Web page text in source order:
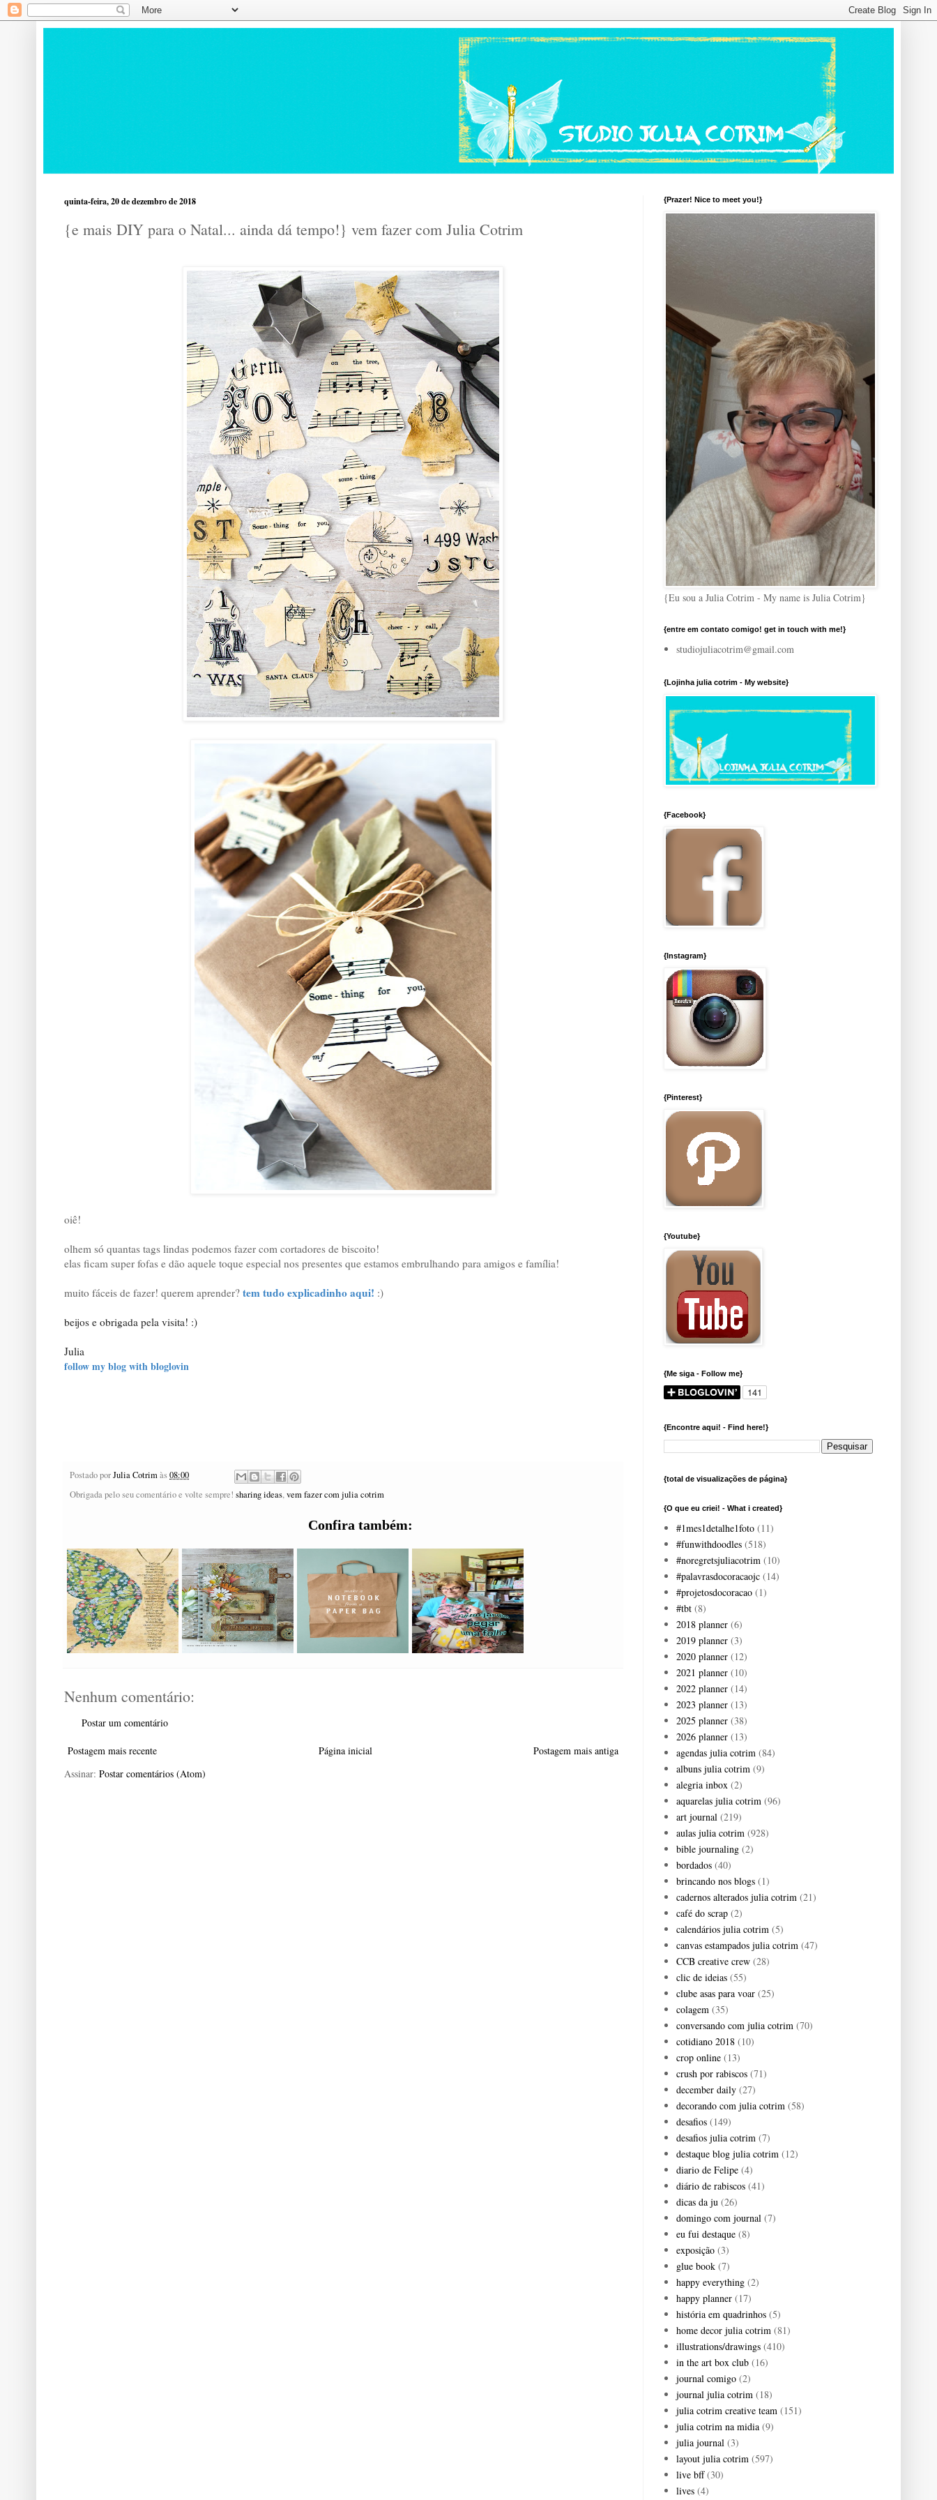
quinta-feira, 20 de dezembro de 2018
{e mais DIY para o Natal... ainda dá tempo!} vem fazer com Julia Cotrim
oiê!
olhem só quantas tags lindas podemos fazer com cortadores de biscoito!
elas ficam super fofas e dão aquele toque especial nos presentes que estamos embrulhando para amigos e família!
muito fáceis de fazer! querem aprender? tem tudo explicadinho aqui! :)
beijos e obrigada pela visita! :)
Julia
follow my blog with bloglovin
Postado porJulia Cotrimàs08:00
Obrigada pelo seu comentário e volte sempre! sharing ideas,vem fazer com julia cotrim
Confira também:
Nenhum comentário:
Postar um comentário
Postagem mais recente Postagem mais antiga
Página inicial
Assinar: Postar comentários (Atom)
{Prazer! Nice to meet you!}
{Eu sou a Julia Cotrim - My name is Julia Cotrim}
{entre em contato comigo! get in touch with me!}
studiojuliacotrim@gmail.com
{Lojinha julia cotrim - My website}
{Facebook}
{Instagram}
{Pinterest}
{Youtube}
{Me siga - Follow me}
{Encontre aqui! - Find here!}
{total de visualizações de página}
{O que eu criei! - What i created}
#1mes1detalhe1foto (11)
#funwithdoodles (518)
#noregretsjuliacotrim (10)
#palavrasdocoracaojc (14)
#projetosdocoracao (1)
#tbt (8)
2018 planner (6)
2019 planner (3)
2020 planner (12)
2021 planner (10)
2022 planner (14)
2023 planner (13)
2025 planner (38)
2026 planner (13)
agendas julia cotrim (84)
albuns julia cotrim (9)
alegria inbox (2)
aquarelas julia cotrim (96)
art journal (219)
aulas julia cotrim (928)
bible journaling (2)
bordados (40)
brincando nos blogs (1)
cadernos alterados julia cotrim (21)
café do scrap (2)
calendários julia cotrim (5)
canvas estampados julia cotrim (47)
CCB creative crew (28)
clic de ideias (55)
clube asas para voar (25)
colagem (35)
conversando com julia cotrim (70)
cotidiano 2018 (10)
crop online (13)
crush por rabiscos (71)
december daily (27)
decorando com julia cotrim (58)
desafios (149)
desafios julia cotrim (7)
destaque blog julia cotrim (12)
diario de Felipe (4)
diário de rabiscos (41)
dicas da ju (26)
domingo com journal (7)
eu fui destaque (8)
exposição (3)
glue book (7)
happy everything (2)
happy planner (17)
história em quadrinhos (5)
home decor julia cotrim (81)
illustrations/drawings (410)
in the art box club (16)
journal comigo (2)
journal julia cotrim (18)
julia cotrim creative team (151)
julia cotrim na midia (9)
julia journal (3)
layout julia cotrim (597)
live bff (30)
lives (4)